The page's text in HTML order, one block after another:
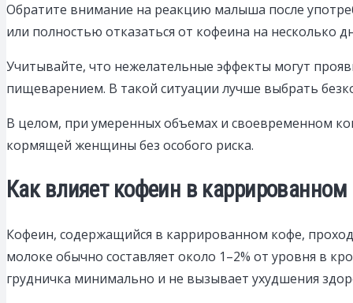
Обратите внимание на реакцию малыша после
или полностью отказаться от кофеина на несколько
Учитывайте, что нежелательные эффекты могут
пищеварением. В такой ситуации лучше выбрать
В целом, при умеренных объемах и своевременном
кормящей женщины без особого риска.
Как влияет кофеин в
Кофеин, содержащийся в каррированном кофе,
молоке обычно составляет около 1–2% от уровня в
грудничка минимально и не вызывает ухудшения